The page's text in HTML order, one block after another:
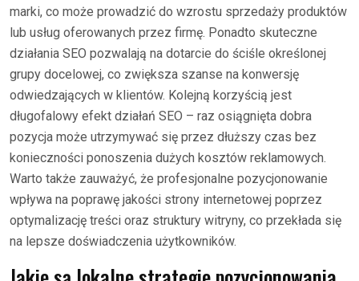
marki, co może prowadzić do wzrostu sprzedaży produktów
lub usług oferowanych przez firmę. Ponadto skuteczne
działania SEO pozwalają na dotarcie do ściśle określonej
grupy docelowej, co zwiększa szanse na konwersję
odwiedzających w klientów. Kolejną korzyścią jest
długofalowy efekt działań SEO – raz osiągnięta dobra
pozycja może utrzymywać się przez dłuższy czas bez
konieczności ponoszenia dużych kosztów reklamowych.
Warto także zauważyć, że profesjonalne pozycjonowanie
wpływa na poprawę jakości strony internetowej poprzez
optymalizację treści oraz struktury witryny, co przekłada się
na lepsze doświadczenia użytkowników.